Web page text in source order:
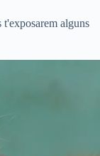
t'exposarem alguns